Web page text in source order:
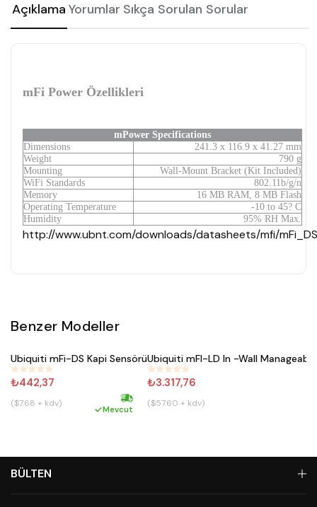
Açıklama Yorumlar Sıkça Sorulan Sorular
mFi Power Özellikleri
mPower Specifications
Dimensions
241.3 x 116.9 x 41.27 mm
Weight
790 g
Mounting
Wall-Mount Bracket (Kit Included)
WiFi Standards
802.11b/g/n
Memory
16 MB RAM, 8 MB Flash
Operating Temperature
-10 to 45? C
Humidity
95% RH Max.
http://www.ubnt.com/downloads/datasheets/mfi/
Benzer Modeller
#524
Satın Al
Ubiquiti mFi-DS Kapi Sensörü
₺442,37
($7.68 + kdv) Hızlı kargo
Mevcut
#523 Ubiquiti mFI-LD In -Wall
₺3.317,76
($57.60 + kdv)
BÜLTEN